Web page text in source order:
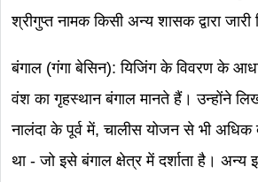
श्रीगुप्त नामक किसी अन्य शासक द्वारा
बंगाल (गंगा बेसिन): यिजिंग के विवरण के
वंश का गृहस्थान बंगाल मानते हैं। उन्होंने
नालंदा के पूर्व में, चालीस योजन से भी अधिक
था - जो इसे बंगाल क्षेत्र में दर्शाता है। अन्य